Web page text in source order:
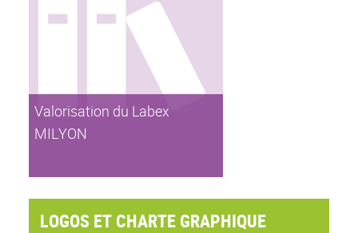
Valorisation du Labex
MILYON
LOGOS ET CHARTE GRAPHIQUE